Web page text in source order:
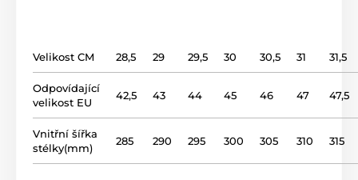
Velikost CM 28,5 29 29,5 30 30,5 31 31,5
Odpovídající
velikost EU
42,5 43 44 45 46 47 47,5
Vnitřní šířka
stélky(mm)
285 290 295 300 305 310 315